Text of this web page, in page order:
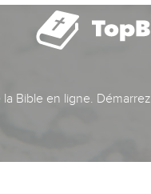
Bible en ligne.